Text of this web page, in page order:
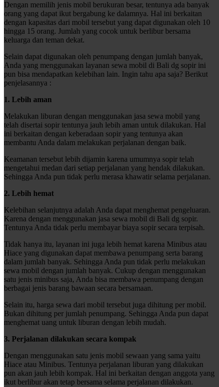
Dengan memilih jenis mobil berukuran besar, tentunya ada banyak
orang yang dapat ikut bergabung ke dalamnya. Hal ini berkaitan
dengan kapasitas dari mobil tersebut yang dapat digunakan oleh 10
hingga 15 orang. Jumlah yang cocok untuk berlibur bersama
keluarga dan teman dekat.
Selain dapat digunakan oleh penumpang dengan jumlah banyak,
Anda yang menggunakan layanan sewa mobil di Bali dg sopir ini
pun bisa mendapatkan kelebihan lain. Ingin tahu apa saja? Berikut
penjelasannya :
1. Lebih aman
Melakukan liburan dengan menggunakan jasa sewa mobil yang
telah disertai sopir tentunya jauh lebih aman untuk dilakukan. Hal
ini berkaitan dengan keberadaan sopir yang tentunya akan
membantu Anda dalam melakukan perjalanan dengan baik.
Keamanan tersebut lebih dijamin karena umumnya sopir telah
mengetahui medan dari setiap perjalanan yang hendak dilakukan.
Sehingga Anda pun tidak perlu merasa khawatir selama perjalanan.
2. Lebih hemat
Kelebihan selanjutnya adalah Anda dapat menghemat pengeluaran.
Karena dengan menggunakan jasa sewa mobil di Bali dg sopir.
Tentunya Anda tidak perlu membayar biaya sopir secara terpisah.
Tidak hanya itu, layanan ini juga lebih hemat karena Minibus atau
Hiace yang digunakan dapat membawa penumpang serta barang
dalam jumlah banyak. Sehingga Anda pun tidak perlu melakukan
sewa mobil dengan jumlah banyak. Cukup dengan menggunakan
satu jenis minibus saja, Anda bisa membawa penumpang dengan
berbagai jenis barang bawaan secara bersamaan.
Selain itu, harga sewa dari mobil tersebut juga dihitung per mobil.
Bukan dihitung per jumlah penumpang. Sehingga Anda pun dapat
menghemat uang untuk liburan dengan lebih mudah.
3. Perjalanan dilakukan secara kompak
Dengan menggunakan satu jenis mobil sewaan yang sama yaitu
Hiace atau Minibus. Tentunya perjalanan liburan yang dilakukan
pun akan jauh lebih kompak. Hal ini berkaitan dengan anggota yang
ikut berlibur akan tetap bersama selama perjalanan dilakukan.